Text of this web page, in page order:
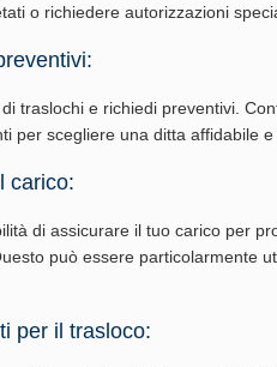
o richiedere autorizzazioni
traslochi e richiedi preventivi.
per scegliere una ditta affidabile e
carico:
di assicurare il tuo carico per
può essere particolarmente
per il trasloco: